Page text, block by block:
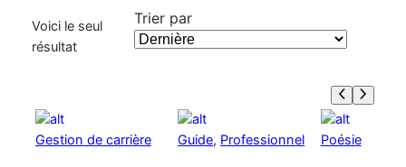
Voici le seul
résultat
Trier par
Gestion de carrière Guide, Professionnel Poésie